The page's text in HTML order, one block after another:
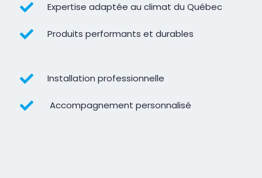
 Expertise adaptée au climat du Québec
 Produits performants et durables
 Installation professionnelle
 Accompagnement personnalisé